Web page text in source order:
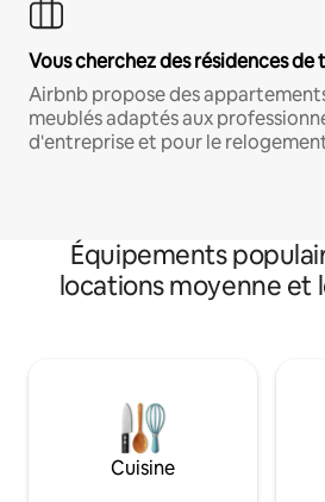
Vous cherchez des résidences de
Airbnb propose des
meublés adaptés aux
d'entreprise et pour le
Équipements
locations moyenne et
Cuisine